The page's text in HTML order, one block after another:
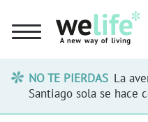
NO TE PIERDAS La
Santiago sola se hace